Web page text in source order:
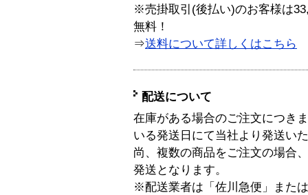
※売掛取引(後払い)のお客様は
無料！
⇒送料について詳しくはこちら
配送について
在庫がある場合のご注文につき
いる発送日にて当社より発送い
尚、複数の商品をご注文の場合
発送となります。
※配送業者は「佐川急便」また